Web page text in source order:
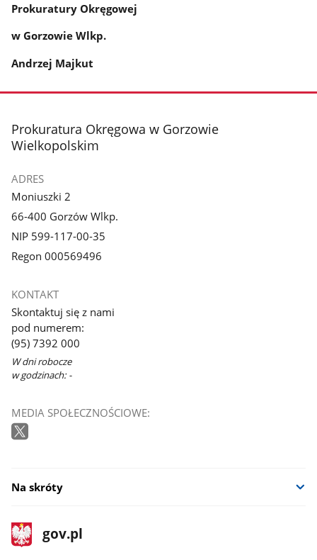
Prokuratury Okręgowej
w Gorzowie Wlkp.
Andrzej Majkut
stopka
Prokuratura Okręgowa w Gorzowie
Wielkopolskim
ADRES
Moniuszki 2
66-400 Gorzów Wlkp.
NIP 599-117-00-35
Regon 000569496
KONTAKT
Skontaktuj się z nami
pod numerem:
(95) 7392 000
W dni robocze
w godzinach: -
MEDIA SPOŁECZNOŚCIOWE:
Na skróty
stopka
gov.pl
Strona
gov.pl